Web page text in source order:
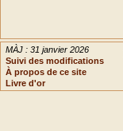
MÀJ : 31 janvier 2026
Suivi des modifications
À propos de ce site
Livre d'or